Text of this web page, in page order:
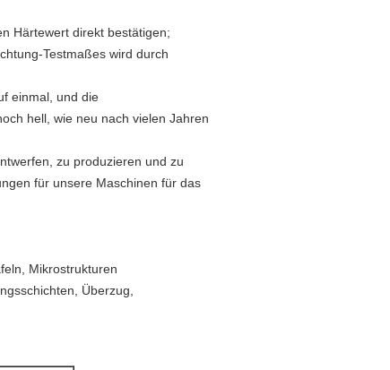
Härtewert direkt bestätigen;
Testmaßes wird durch
einmal, und die
hell, wie neu nach vielen Jahren
zu produzieren und zu
für unsere Maschinen für das
Mikrostrukturen
Überzug,